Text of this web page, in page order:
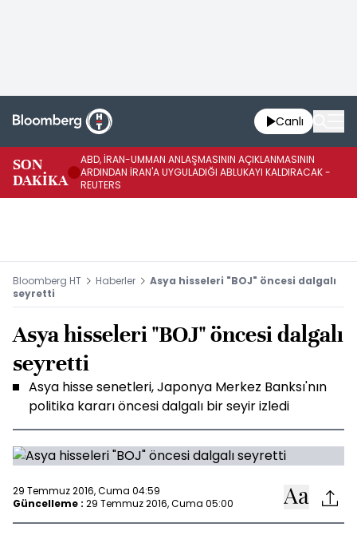
Canlı
SON
DAKİKA
ABD, İRAN-UMMAN ANLAŞMASININ AÇIKLANMASININ
ARDINDAN İRAN'A UYGULADIĞI ABLUKAYI KALDIRACAK -
REUTERS
Bloomberg HT Haberler
Asya hisseleri "BOJ" öncesi dalgalı
seyretti
Asya hisseleri "BOJ" öncesi dalgalı
seyretti
Asya hisse senetleri, Japonya Merkez Banksı'nın
politika kararı öncesi dalgalı bir seyir izledi
29 Temmuz 2016, Cuma 04:59
Güncelleme : 29 Temmuz 2016, Cuma 05:00